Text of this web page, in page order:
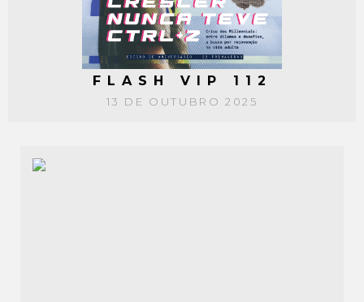
FLASH VIP 112
13 DE OUTUBRO 2025